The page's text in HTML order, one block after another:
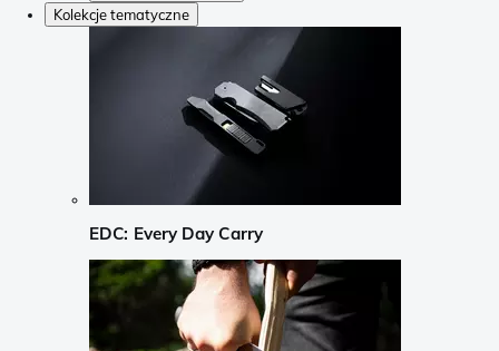
Kolekcje tematyczne
EDC: Every Day Carry